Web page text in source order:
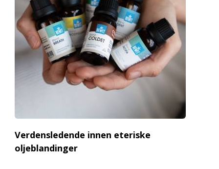
Verdensledende innen eteriske
oljeblandinger